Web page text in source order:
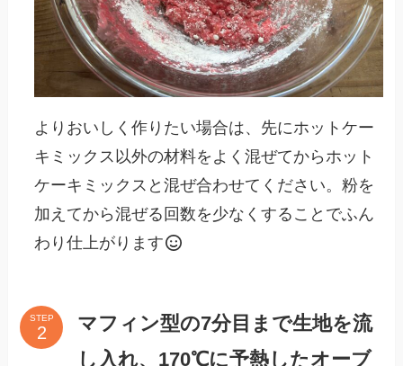
よりおいしく作りたい場合は、先にホットケー
キミックス以外の材料をよく混ぜてからホット
ケーキミックスと混ぜ合わせてください。粉を
加えてから混ぜる回数を少なくすることでふん
わり仕上がります
STEP
マフィン型の7分目まで生地を流
し入れ、170℃に予熱したオーブ